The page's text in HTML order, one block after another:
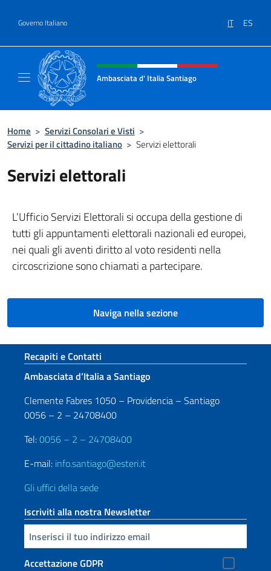
Governo Italiano IT ES
Intestazione sito, social e menù
Ambasciata d' Italia Santiago
Home > Servizi Consolari e Visti >
Servizi per il cittadino italiano > Servizi elettorali
Servizi elettorali
L’Ufficio Servizi Elettorali si occupa della gestione di
tutti gli appuntamenti elettorali nazionali ed europei,
nei quali gli aventi diritto al voto residenti nella
circoscrizione sono chiamati a partecipare.
Naviga nella sezione
Sezione footer
Recapiti e Contatti
Ambasciata d’Italia a Santiago
Clemente Fabres 1050 – Providencia – Santiago
0056 – 2 – 24708400
Tel:0056 – 2 – 24708400
E-mail: info.santiago@esteri.it
Gli uffici della sede
Iscriviti alla nostra Newsletter
Inserisci la tua email
Accettazione GDPR